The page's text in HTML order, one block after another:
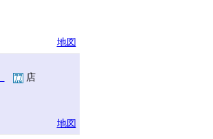
地図
店
地図